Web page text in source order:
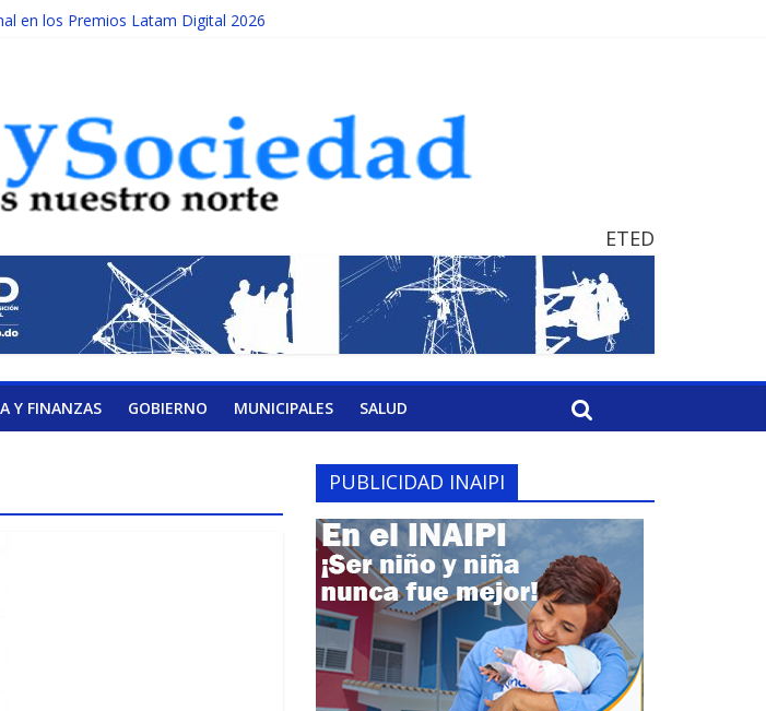
en los Premios Latam Digital 2026
por la Educación
ETED
Y FINANZAS GOBIERNO MUNICIPALES SALUD
PUBLICIDAD INAIPI